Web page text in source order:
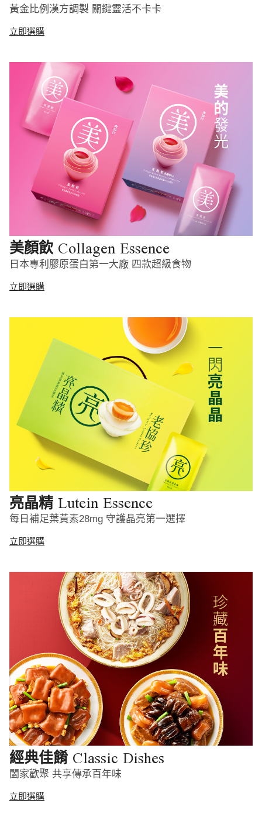
黃金比例漢方調製 關鍵靈活不卡卡
立即選購
美顏飲 Collagen Essence
日本專利膠原蛋白第一大廠 四款超級食物
立即選購
亮晶精 Lutein Essence
每日補足葉黃素28mg 守護晶亮第一選擇
立即選購
經典佳餚 Classic Dishes
闔家歡聚 共享傳承百年味
立即選購